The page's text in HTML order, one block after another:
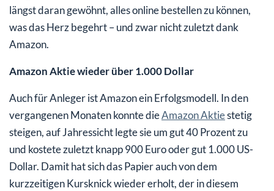
längst daran gewöhnt, alles online bestellen zu können,
was das Herz begehrt – und zwar nicht zuletzt dank
Amazon.
Amazon Aktie wieder über 1.000 Dollar
Auch für Anleger ist Amazon ein Erfolgsmodell. In den
vergangenen Monaten konnte dieAmazon Aktiestetig
steigen, auf Jahressicht legte sie um gut 40 Prozent zu
und kostete zuletzt knapp 900 Euro oder gut 1.000 US-
Dollar. Damit hat sich das Papier auch von dem
kurzzeitigen Kursknick wieder erholt, der in diesem